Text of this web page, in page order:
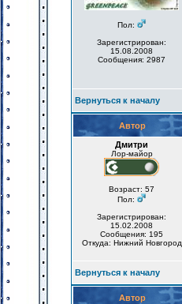
Пол:
Зарегистрирован:
15.08.2008
Сообщения: 2987
Вернуться к началу
Автор
Дмитри
Лор-майор
Возраст: 57
Пол:
Зарегистрирован:
15.02.2008
Сообщения: 195
Откуда: Нижний Новгород
Вернуться к началу
Автор